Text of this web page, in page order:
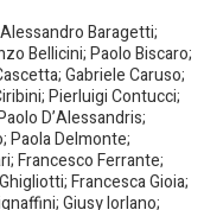
Baragetti;
Bellicini; Paolo Biscaro;
Gabriele Caruso;
Pierluigi Contucci;
D’Alessandris;
Paola Delmonte;
Francesco Ferrante;
Francesca Gioia;
Giusy Iorlano;